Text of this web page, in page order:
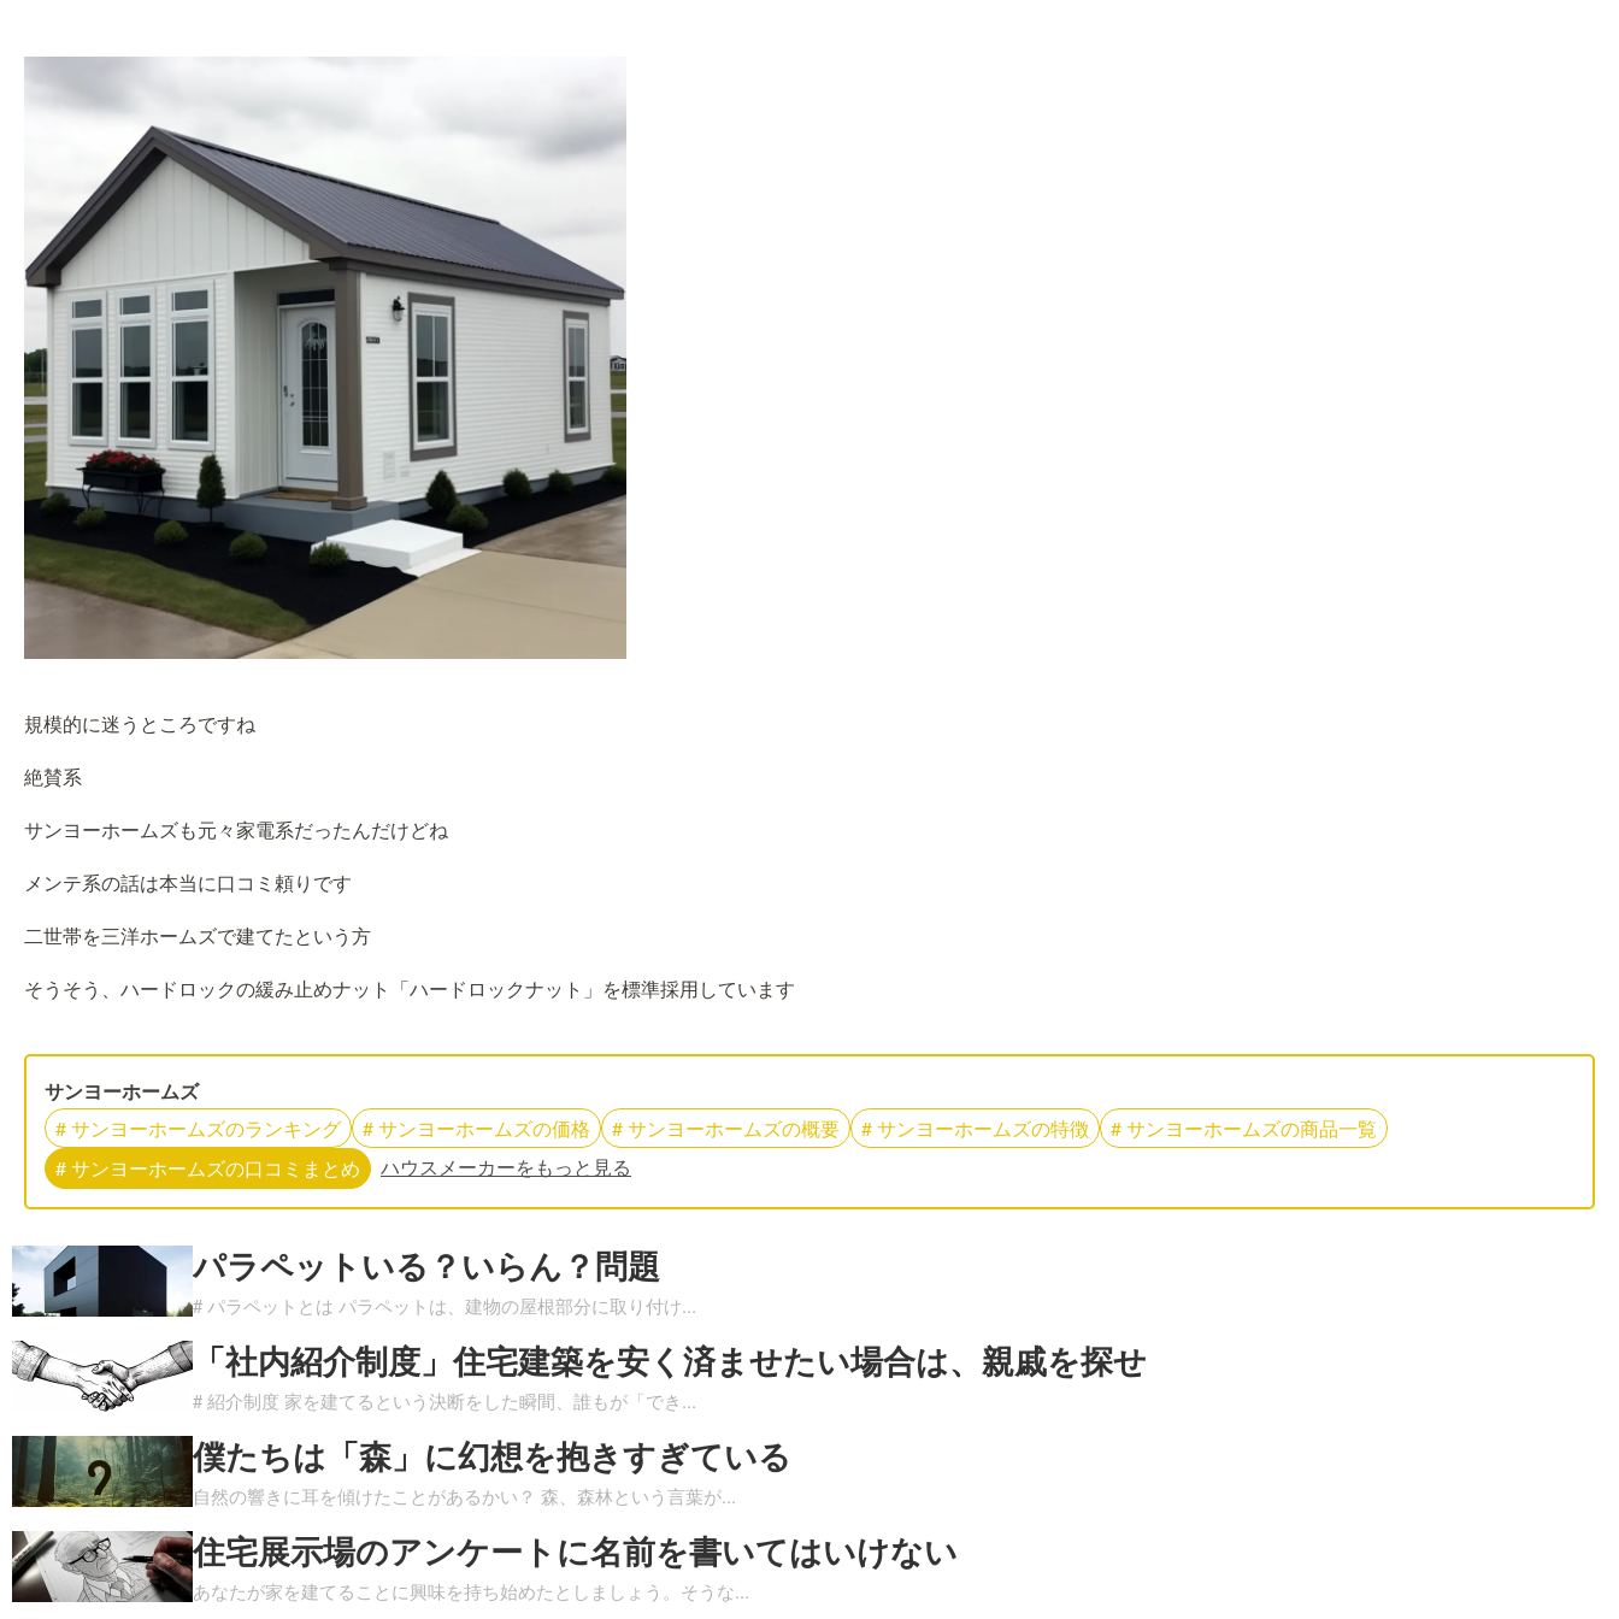
規模的に迷うところですね
絶賛系
サンヨーホームズも元々家電系だったんだけどね
メンテ系の話は本当に口コミ頼りです
二世帯を三洋ホームズで建てたという方
そうそう、ハードロックの緩み止めナット「ハードロックナット」を標準採用しています
サンヨーホームズ
#サンヨーホームズのランキング #サンヨーホームズの価格 #サンヨーホームズの概要 #サンヨーホームズの特徴 #サンヨーホームズの商品一覧
#サンヨーホームズの口コミまとめ ハウスメーカーをもっと見る
パラペットいる？いらん？問題
# パラペットとは パラペットは、建物の屋根部分に取り付け...
「社内紹介制度」住宅建築を安く済ませたい場合は、親戚を探せ
# 紹介制度 家を建てるという決断をした瞬間、誰もが「でき...
僕たちは「森」に幻想を抱きすぎている
自然の響きに耳を傾けたことがあるかい？ 森、森林という言葉が...
住宅展示場のアンケートに名前を書いてはいけない
あなたが家を建てることに興味を持ち始めたとしましょう。そうな...